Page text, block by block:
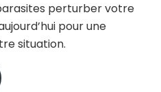
perturber votre
pour une
situation.